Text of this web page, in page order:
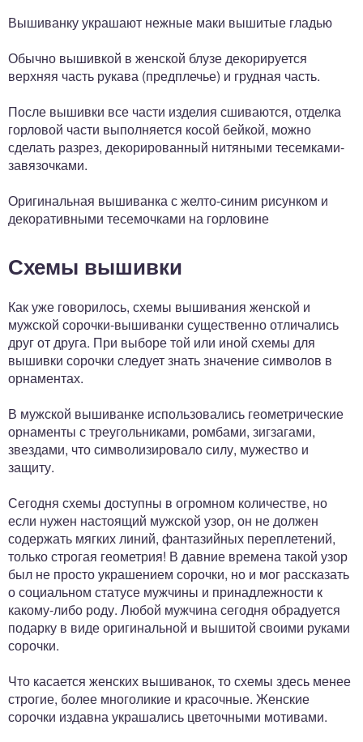
Вышиванку украшают нежные маки вышитые гладью
Обычно вышивкой в женской блузе декорируется
верхняя часть рукава (предплечье) и грудная часть.
После вышивки все части изделия сшиваются, отделка
горловой части выполняется косой бейкой, можно
сделать разрез, декорированный нитяными тесемками-
завязочками.
Оригинальная вышиванка с желто-синим рисунком и
декоративными тесемочками на горловине
Схемы вышивки
Как уже говорилось, схемы вышивания женской и
мужской сорочки-вышиванки существенно отличались
друг от друга. При выборе той или иной схемы для
вышивки сорочки следует знать значение символов в
орнаментах.
В мужской вышиванке использовались геометрические
орнаменты с треугольниками, ромбами, зигзагами,
звездами, что символизировало силу, мужество и
защиту.
Сегодня схемы доступны в огромном количестве, но
если нужен настоящий мужской узор, он не должен
содержать мягких линий, фантазийных переплетений,
только строгая геометрия! В давние времена такой узор
был не просто украшением сорочки, но и мог рассказать
о социальном статусе мужчины и принадлежности к
какому-либо роду. Любой мужчина сегодня обрадуется
подарку в виде оригинальной и вышитой своими руками
сорочки.
Что касается женских вышиванок, то схемы здесь менее
строгие, более многоликие и красочные. Женские
сорочки издавна украшались цветочными мотивами.